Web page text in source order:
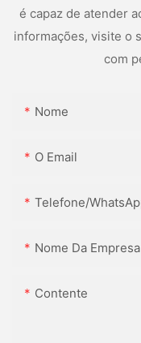
é capaz de atender
informações, visite o
com
Nome
O Email
Telefone/
Nome Da Empresa
Contente